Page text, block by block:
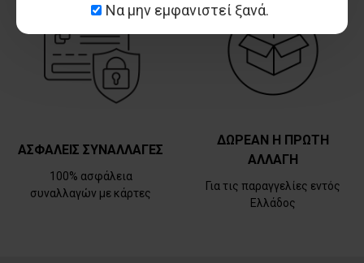
Να μην εμφανιστεί ξανά.
ΑΣΦΑΛΕΙΣ ΣΥΝΑΛΛΑΓΕΣ
100% ασφάλεια
συναλλαγών με κάρτες
ΔΩΡΕΑΝ Η ΠΡΩΤΗ
ΑΛΛΑΓΗ
Για τις παραγγελίες εντός
Ελλάδος